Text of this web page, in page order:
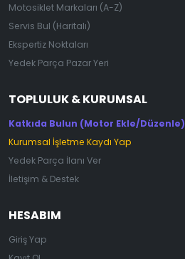
Motosiklet Markaları (A-Z)
Servis Bul (Haritalı)
Ekspertiz Noktaları
Yedek Parça Pazar Yeri
TOPLULUK & KURUMSAL
Katkıda Bulun (Motor Ekle/Düzenle)
Kurumsal İşletme Kaydı Yap
Yedek Parça İlanı Ver
İletişim & Destek
HESABIM
Giriş Yap